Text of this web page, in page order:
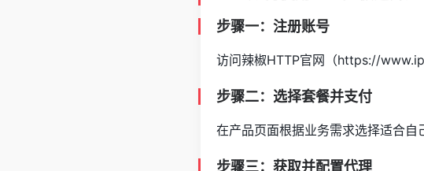
步骤一：注册账号
访问辣椒HTTP官网（https://
步骤二：选择套餐并支付
在产品页面根据业务需求选择适合自
步骤三：获取并配置代理